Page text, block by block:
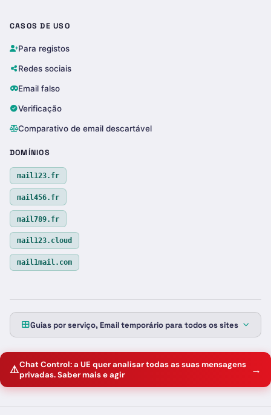
CASOS DE USO
Para registos
Redes sociais
Email falso
Verificação
Comparativo de email descartável
DOMÍNIOS
mail123.fr
mail456.fr
mail789.fr
mail123.cloud
mail1mail.com
Guias por serviço, Email temporário para todos os sites
⚠️Chat Control: a UE quer analisar todas as suas mensagens
privadas. Saber mais e agir
→